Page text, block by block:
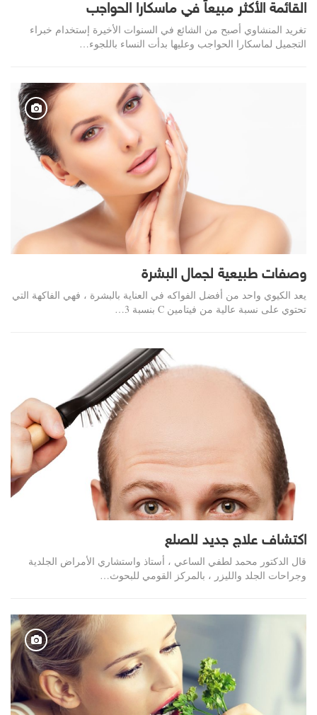
القائمة الأكثر مبيعاً في ماسكارا الحواجب
تغريد المنشاوي أصبح من الشائع في السنوات الأخيرة إستخدام خبراء
التجميل لماسكارا الحواجب وعليها بدأت النساء باللجوء…
وصفات طبيعية لجمال البشرة
يعد الكيوي واحد من أفضل الفواكه في العناية بالبشرة ، فهي الفاكهة التي
تحتوي على نسبة عالية من فيتامين C بنسبة 3…
اكتشاف علاج جديد للصلع
قال الدكتور محمد لطفي الساعي ، أستاذ واستشاري الأمراض الجلدية
وجراحات الجلد والليزر ، بالمركز القومي للبحوث…